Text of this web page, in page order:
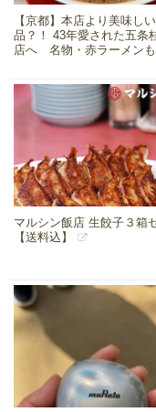
【京都】本店より美味し
品？！ 43年愛された五条
店へ 名物・赤ラーメンも
マルシン飯店 生餃子３箱
【送料込】